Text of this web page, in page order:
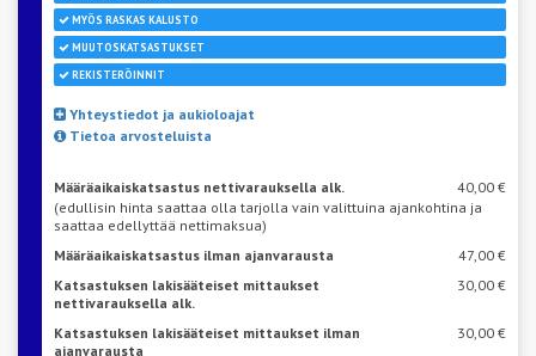
MYÖS RASKAS KALUSTO
MUUTOSKATSASTUKSET
REKISTERÖINNIT
Yhteystiedot ja aukioloajat
Tietoa arvosteluista
Määräaikaiskatsastus nettivarauksella alk.
40,00 €
(edullisin hinta saattaa olla tarjolla vain valittuina ajankohtina ja
saattaa edellyttää nettimaksua)
Määräaikaiskatsastus ilman ajanvarausta
47,00 €
Katsastuksen lakisääteiset mittaukset
nettivarauksella alk.
30,00 €
Katsastuksen lakisääteiset mittaukset ilman
ajanvarausta
30,00 €